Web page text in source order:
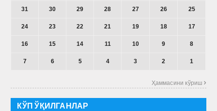
31 30 29 28 27 26 25
24 23 22 21 19 18 17
16 15 14 11 10 9 8
7 6 5 4 3 2 1
Ҳаммасини кўриш 
КЎП ЎҚИЛГАНЛАР